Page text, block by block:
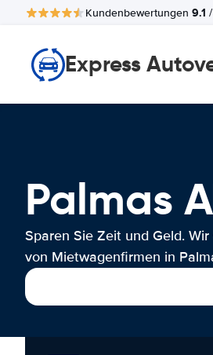
Kundenbewertungen 9.1
Express
Palmas
Sparen Sie Zeit und Geld.
von Mietwagenfirmen in